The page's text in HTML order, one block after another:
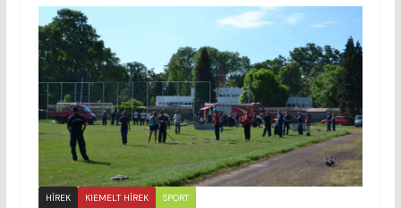
HÍREK KIEMELT HÍREK SPORT